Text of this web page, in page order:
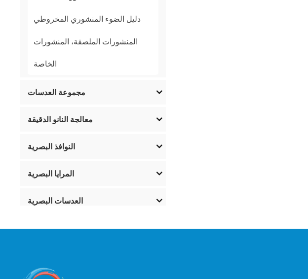
دليل الضوء المنشوري المخروطي
المنشورات الملصقة، المنشورات
الخاصة
مجموعة العدسات
معالجة النانو الدقيقة
النوافذ البصرية
المرايا البصرية
العدسات البصرية
المرشحات البصرية